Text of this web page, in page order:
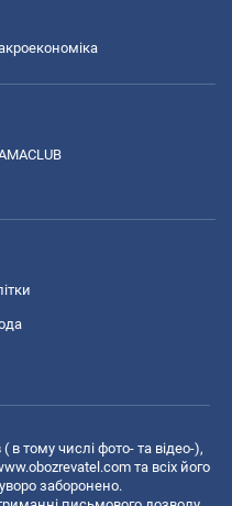
в тому числі фото- та відео-),
та всіх його
заборонено.